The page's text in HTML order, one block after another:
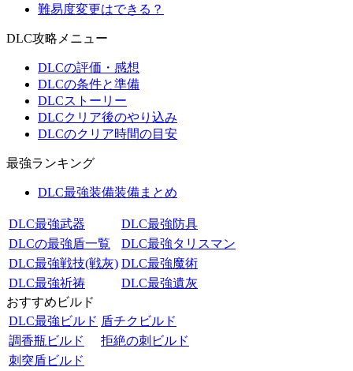
難易度変更はできる？
DLC攻略メニュー
DLCの評価・感想
DLCの条件と準備
DLCストーリー
DLCクリア後のやり込み
DLCのクリア時間の目安
最強ランキング
DLC最強装備装備まとめ
DLC最強武器
DLC最強防具
DLCの最強盾一覧
DLC最強タリスマン
DLC最強戦技(戦灰) DLC最強魔術
DLC最強祈祷
DLC最強遺灰
おすすめビルド
DLC最強ビルド 盾チクビルド
調香瓶ビルド
拒絶の刺ビルド
刺突盾ビルド